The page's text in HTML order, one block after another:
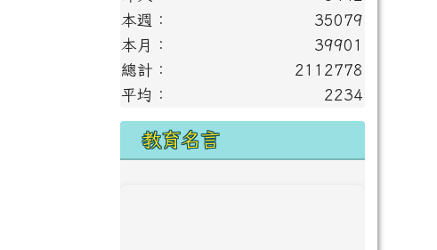
本週：
35079
本月：
39901
總計：
2112778
平均：
2234
教育名言